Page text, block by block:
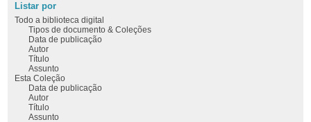
Listar por
Todo a biblioteca digital
Tipos de documento & Coleções
Data de publicação
Autor
Título
Assunto
Esta Coleção
Data de publicação
Autor
Título
Assunto